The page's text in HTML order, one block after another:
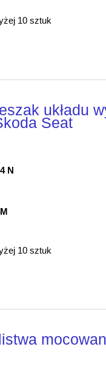
10 sztuk
układu
Seat
N
10 sztuk